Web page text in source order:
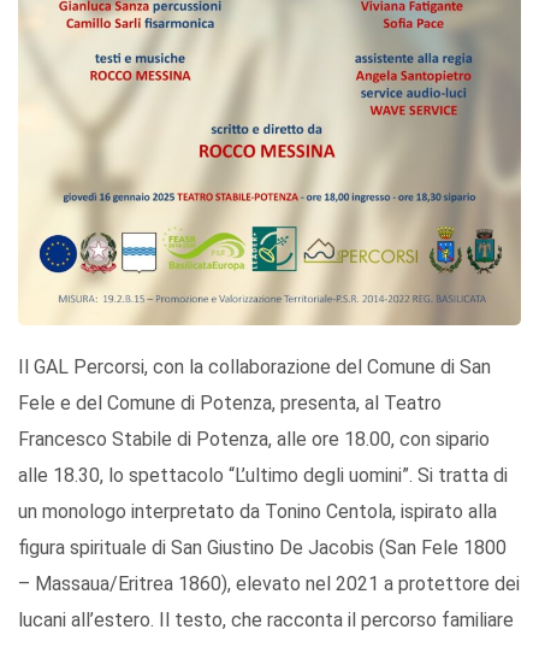
Il GAL Percorsi, con la collaborazione del Comune di San
Fele e del Comune di Potenza, presenta, al Teatro
Francesco Stabile di Potenza, alle ore 18.00, con sipario
alle 18.30, lo spettacolo “L’ultimo degli uomini”. Si tratta di
un monologo interpretato da Tonino Centola, ispirato alla
figura spirituale di San Giustino De Jacobis (San Fele 1800
– Massaua/Eritrea 1860), elevato nel 2021 a protettore dei
lucani all’estero. Il testo, che racconta il percorso familiare